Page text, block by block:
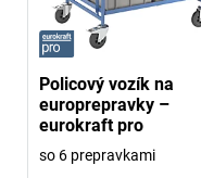
Policový vozík na
europrepravky –
eurokraft pro
so 6 prepravkami